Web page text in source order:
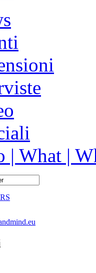
| What |